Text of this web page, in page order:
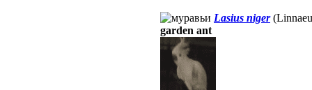
Lasius niger
garden ant